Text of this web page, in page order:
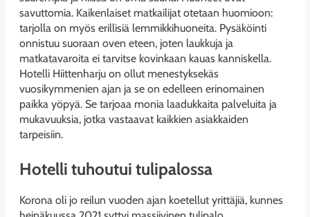
savuttomia. Kaikenlaiset matkailijat otetaan huomioon:
tarjolla on myös erillisiä lemmikkihuoneita. Pysäköinti
onnistuu suoraan oven eteen, joten laukkuja ja
matkatavaroita ei tarvitse kovinkaan kauas kanniskella.
Hotelli Hiittenharju on ollut menestyksekäs
vuosikymmenien ajan ja se on edelleen erinomainen
paikka yöpyä. Se tarjoaa monia laadukkaita palveluita ja
mukavuuksia, jotka vastaavat kaikkien asiakkaiden
tarpeisiin.
Hotelli tuhoutui tulipalossa
Korona oli jo reilun vuoden ajan koetellut yrittäjiä, kunnes